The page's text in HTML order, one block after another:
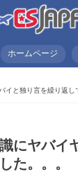
ホームページ
イと独り言を繰り返し
にヤバイ
た。。。